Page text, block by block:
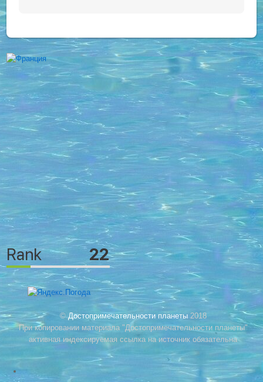
© Достопримечательности планеты2018
При копировании материала "Достопримечательности планеты"
активная индексируемая ссылка на источник обязательна